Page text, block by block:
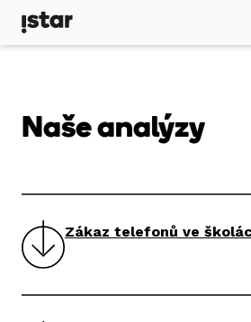
Naše analýzy
Zákaz telefonů ve